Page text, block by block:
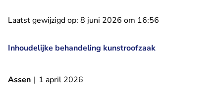
Laatst gewijzigd op: 8 juni 2026 om 16:56
Inhoudelijke behandeling kunstroofzaak
Assen | 1 april 2026